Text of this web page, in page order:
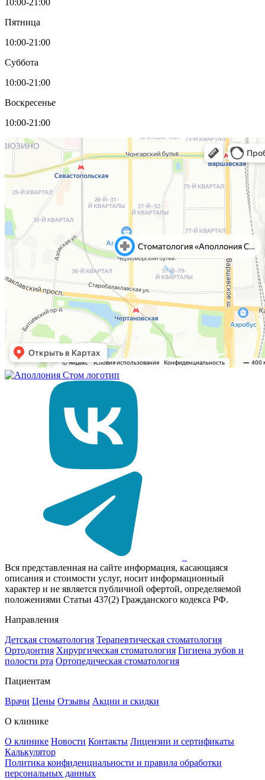
Пятница
10:00-21:00
Суббота
10:00-21:00
Воскресенье
10:00-21:00
Вся представленная на сайте информация, касающаяся
описания и стоимости услуг, носит информационный
характер и не является публичной офертой, определяемой
положениями Статьи 437(2) Гражданского кодекса РФ.
Направления
Детская стоматология Терапевтическая стоматология
Ортодонтия Хирургическая стоматология Гигиена зубов и
полости рта Ортопедическая стоматология
Пациентам
Врачи Цены Отзывы Акции и скидки
О клинике
О клинике Новости Контакты Лицензии и сертификаты
Калькулятор
Политика конфиденциальности и правила обработки
персональных данных